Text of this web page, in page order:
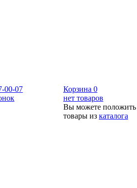
00-07
Корзина 0
нет товаров
Вы можете положить
товары из каталога